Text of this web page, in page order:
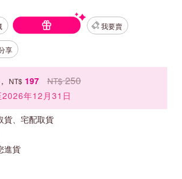
我要賣
享
， NT$ 197 NT$ 250
2026年12月31日
貨、宅配取貨
進貨